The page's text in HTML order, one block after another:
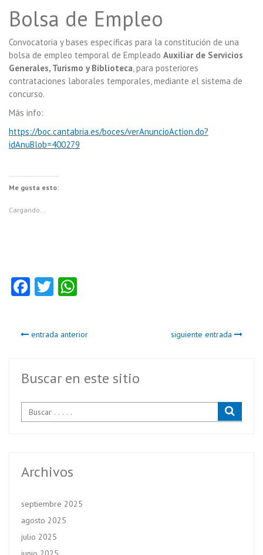
Bolsa de Empleo
Convocatoria y bases específicas para la constitución de una
bolsa de empleo temporal de Empleado Auxiliar de Servicios
Generales, Turismo y Biblioteca, para posteriores
contrataciones laborales temporales, mediante el sistema de
concurso.
Más info:
https://boc.cantabria.es/boces/verAnuncioAction.do?
idAnuBlob=400279
Me gusta esto:
Cargando...
Fa
o
k
T
er A
p
entrada anterior siguiente entrada
Buscar en este sitio
Archivos
septiembre 2025
agosto 2025
julio 2025